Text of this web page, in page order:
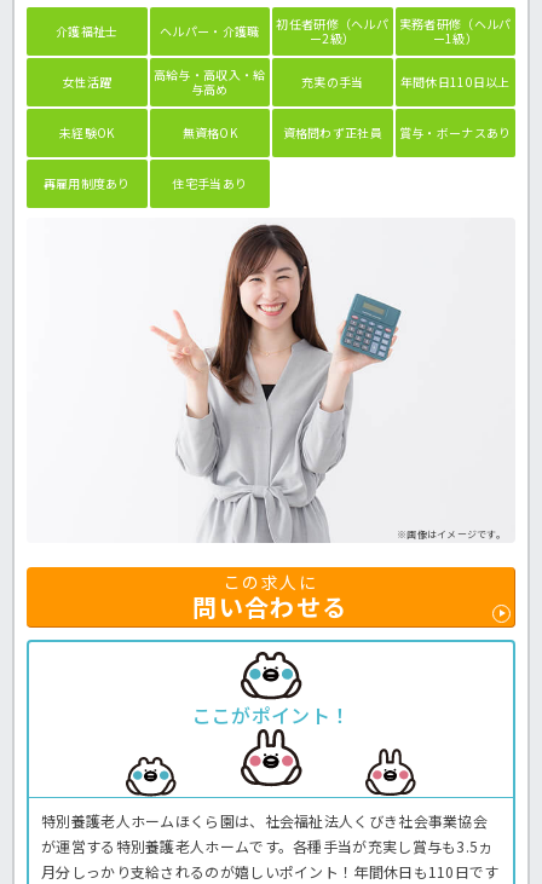
介護福祉士 ヘルパー・介護職
初任者研修（ヘルパ
ー2級）
実務者研修（ヘルパ
ー1級）
女性活躍
高給与・高収入・給
与高め
充実の手当 年間休日110日以上
未経験OK 無資格OK 資格問わず正社員 賞与・ボーナスあり
再雇用制度あり 住宅手当あり
※画像はイメージです。
この求人に
問い合わせる
ここがポイント！
特別養護老人ホームほくら園は、社会福祉法人くびき社会事業協会
が運営する特別養護老人ホームです。各種手当が充実し賞与も3.5ヵ
月分しっかり支給されるのが嬉しいポイント！年間休日も110日です